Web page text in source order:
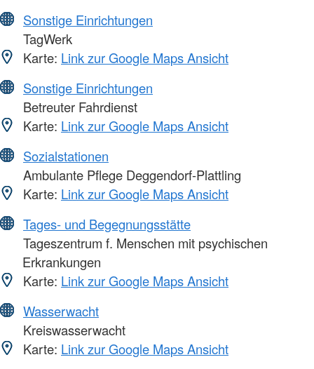
Sonstige Einrichtungen
TagWerk
Karte: Link zur Google Maps Ansicht
Sonstige Einrichtungen
Betreuter Fahrdienst
Karte: Link zur Google Maps Ansicht
Sozialstationen
Ambulante Pflege Deggendorf-Plattling
Karte: Link zur Google Maps Ansicht
Tages- und Begegnungsstätte
Tageszentrum f. Menschen mit psychischen
Erkrankungen
Karte: Link zur Google Maps Ansicht
Wasserwacht
Kreiswasserwacht
Karte: Link zur Google Maps Ansicht